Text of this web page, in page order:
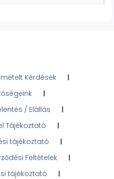
Kérdések
/ Elállás
Tájékoztató
tájékoztató
Feltételek
tájékoztató